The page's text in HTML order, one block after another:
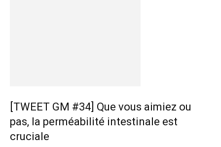
[TWEET GM #34] Que vous aimiez ou
pas, la perméabilité intestinale est
cruciale